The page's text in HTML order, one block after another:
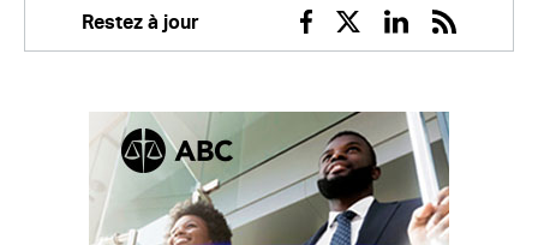
Restez à jour
Facebook
TwitterLinkedin
RSS